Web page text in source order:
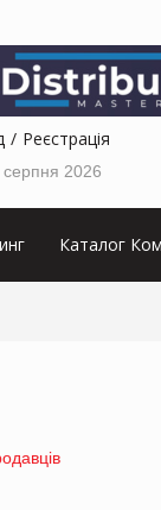
Реєстрація
2026
Каталог